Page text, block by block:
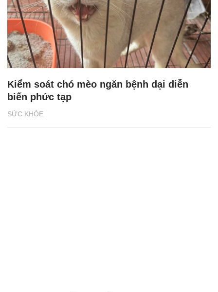
SỨC KHỎE
Kiểm soát chó mèo ngăn bệnh dại diễn
biến phức tạp